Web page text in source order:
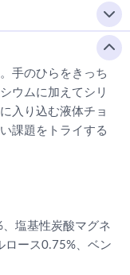
手のひらをきっち
ウムに加えてシリ
入り込む液体チョ
課題をトライする
、塩基性炭酸マグネ
ロース0.75%、ベン